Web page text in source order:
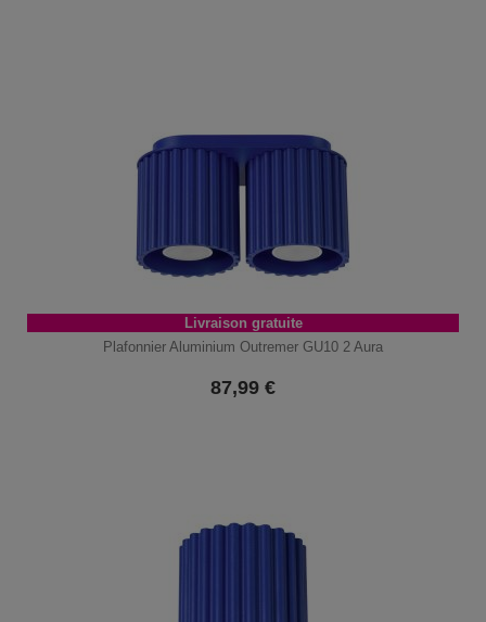
Livraison gratuite
Plafonnier Aluminium Outremer GU10 2 Aura
87,99 €